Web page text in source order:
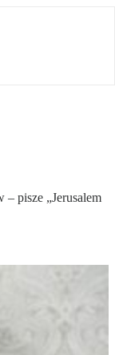
– pisze „Jerusalem